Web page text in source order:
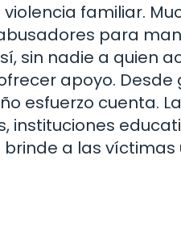
familiar.
para
sin nadie a quien
apoyo. Desde
esfuerzo cuenta. La
instituciones
a las víctimas